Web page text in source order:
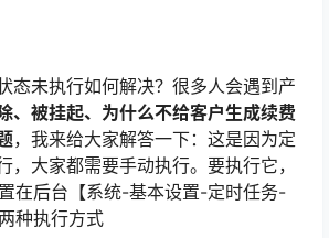
态未执行如何解决？很多人会遇到产
、被挂起、为什么不给客户生成续费
，我来给大家解答一下：这是因为定
，大家都需要手动执行。要执行它，
在后台【系统-基本设置-定时任务-
种执行方式